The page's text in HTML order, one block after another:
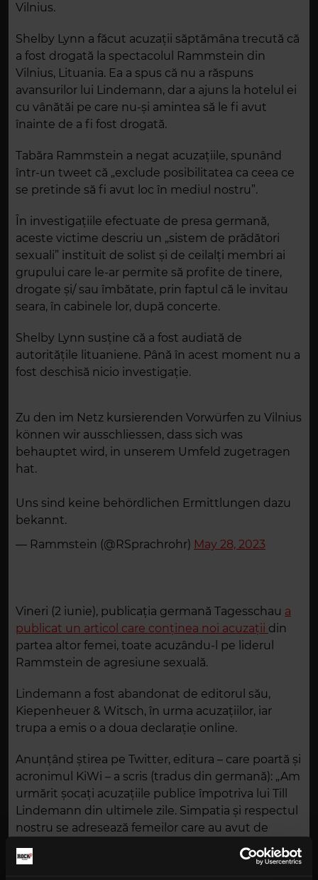
Vilnius.
Shelby Lynn a făcut acuzații săptămâna trecută că
a fost drogată la spectacolul Rammstein din
Vilnius, Lituania. Ea a spus că nu a răspuns
avansurilor lui Lindemann, dar a ajuns la hotelul ei
cu vânătăi pe care nu-și amintea să le fi avut
înainte de a fi fost drogată.
Tabăra Rammstein a negat acuzațiile, spunând
într-un tweet că „exclude posibilitatea ca ceea ce
se pretinde să fi avut loc în mediul nostru”.
În investigaţiile efectuate de presa germană,
aceste victime descriu un „sistem de prădători
sexuali” instituit de solist şi de ceilalţi membri ai
grupului care le-ar permite să profite de tinere,
drogate şi/ sau îmbătate, prin faptul că le invitau
seara, în cabinele lor, după concerte.
Shelby Lynn susține că a fost audiată de
autorităţile lituaniene. Până în acest moment nu a
fost deschisă nicio investigaţie.
Zu den im Netz kursierenden Vorwürfen zu Vilnius
können wir ausschliessen, dass sich was
behauptet wird, in unserem Umfeld zugetragen
hat.
Uns sind keine behördlichen Ermittlungen dazu
bekannt.
— Rammstein (@RSprachrohr) May 28, 2023
Vineri (2 iunie), publicația germană Tagesschau a
publicat un articol care conținea noi acuzații din
partea altor femei, toate acuzându-l pe liderul
Rammstein de agresiune sexuală.
Lindemann a fost abandonat de editorul său,
Kiepenheuer & Witsch, în urma acuzațiilor, iar
trupa a emis o a doua declarație online.
Anunțând știrea pe Twitter, editura – care poartă și
acronimul KiWi – a scris (tradus din germană): „Am
urmărit șocați acuzațiile publice împotriva lui Till
Lindemann din ultimele zile. Simpatia și respectul
nostru se adresează femeilor care au avut de
suferit”.